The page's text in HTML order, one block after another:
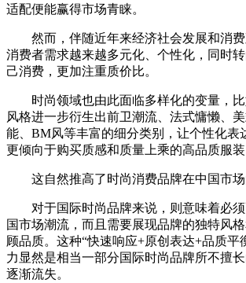
适配便能赢得市场青睐。
然而，伴随近年来经济社会发展和消
消费者需求越来越多元化、个性化，同时
己消费，更加注重质价比。
时尚领域也由此面临多样化的变量，
风格进一步衍生出前卫潮流、法式慵懒、
能、BM风等丰富的细分类别，让个性化表
更倾向于购买质感和质量上乘的高品质服装
这自然推高了时尚消费品牌在中国市场
对于国际时尚品牌来说，则意味着必
国市场潮流，而且需要展现品牌的独特风
顾品质。这种“快速响应+原创表达+品质平
力显然是相当一部分国际时尚品牌所不擅
逐渐流失。